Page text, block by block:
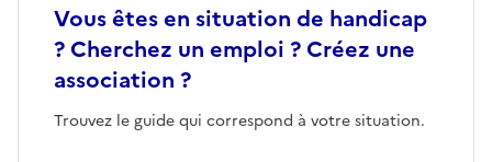
Vous êtes en situation de handicap
? Cherchez un emploi ? Créez une
association ?
Trouvez le guide qui correspond à votre situation.